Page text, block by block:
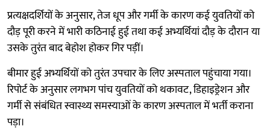
प्रत्यक्षदर्शियों के अनुसार, तेज धूप और गर्मी के कारण कई युवतियों को
दौड़ पूरी करने में भारी कठिनाई हुई तथा कई अभ्यर्थियां दौड़ के दौरान या
उसके तुरंत बाद बेहोश होकर गिर पड़ीं।
बीमार हुई अभ्यर्थियों को तुरंत उपचार के लिए अस्पताल पहुंचाया गया।
रिपोर्ट के अनुसार लगभग पांच युवतियों को थकावट, डिहाइड्रेशन और
गर्मी से संबंधित स्वास्थ्य समस्याओं के कारण अस्पताल में भर्ती कराना
पड़ा।